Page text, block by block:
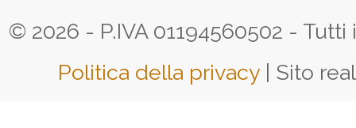
© 2026 - P.IVA 01194560502 -
Politica della privacy | Sito